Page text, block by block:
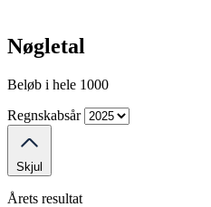
Nøgletal
Beløb i hele 1000
Regnskabsår
Skjul
Årets resultat